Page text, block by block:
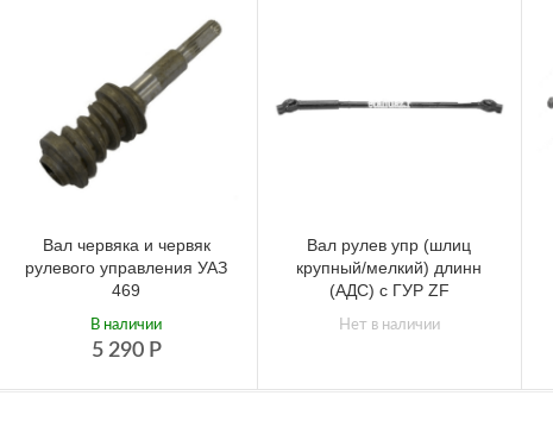
Вал червяка и червяк
рулевого управления УАЗ
469
5 290 Р
В наличии
Вал рулев упр (шлиц
крупный/мелкий) длинн
(АДС) с ГУР ZF
Нет в наличии